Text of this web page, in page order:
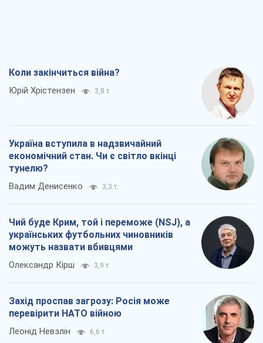
Коли закінчиться війна?
Юрій Хрістензен 3,8 т.
Україна вступила в надзвичайний
економічний стан. Чи є світло вкінці
тунелю?
Вадим Денисенко 3,3 т.
Чий буде Крим, той і переможе (NSJ), а
українських футбольних чиновників
можуть назвати вбивцями
Олександр Кірш 3,9 т.
Захід проспав загрозу: Росія може
перевірити НАТО війною
Леонід Невзлін 6,6 т.